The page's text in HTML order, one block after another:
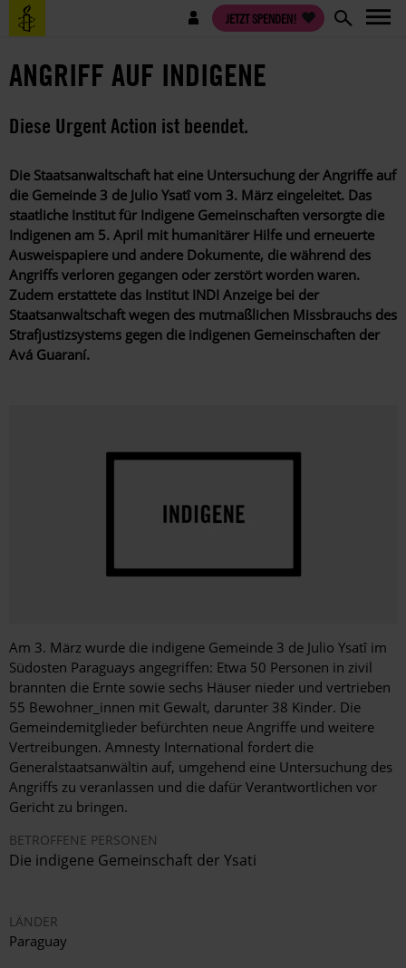
Direkt
zum
Benutzermenü JETZT SPENDEN!
ANGRIFF AUF INDIGENE
Diese Urgent Action ist beendet.
Die Staatsanwaltschaft hat eine Untersuchung der Angriffe auf
die Gemeinde 3 de Julio Ysatî vom 3. März eingeleitet. Das
staatliche Institut für Indigene Gemeinschaften versorgte die
Indigenen am 5. April mit humanitärer Hilfe und erneuerte
Ausweispapiere und andere Dokumente, die während des
Angriffs verloren gegangen oder zerstört worden waren.
Zudem erstattete das Institut INDI Anzeige bei der
Staatsanwaltschaft wegen des mutmaßlichen Missbrauchs des
Strafjustizsystems gegen die indigenen Gemeinschaften der
Avá Guaraní.
Am 3. März wurde die indigene Gemeinde 3 de Julio Ysatî im
Südosten Paraguays angegriffen: Etwa 50 Personen in zivil
brannten die Ernte sowie sechs Häuser nieder und vertrieben
55 Bewohner_innen mit Gewalt, darunter 38 Kinder. Die
Gemeindemitglieder befürchten neue Angriffe und weitere
Vertreibungen. Amnesty International fordert die
Generalstaatsanwältin auf, umgehend eine Untersuchung des
Angriffs zu veranlassen und die dafür Verantwortlichen vor
Gericht zu bringen.
BETROFFENE PERSONEN
Die indigene Gemeinschaft der Ysati
LÄNDER
Paraguay